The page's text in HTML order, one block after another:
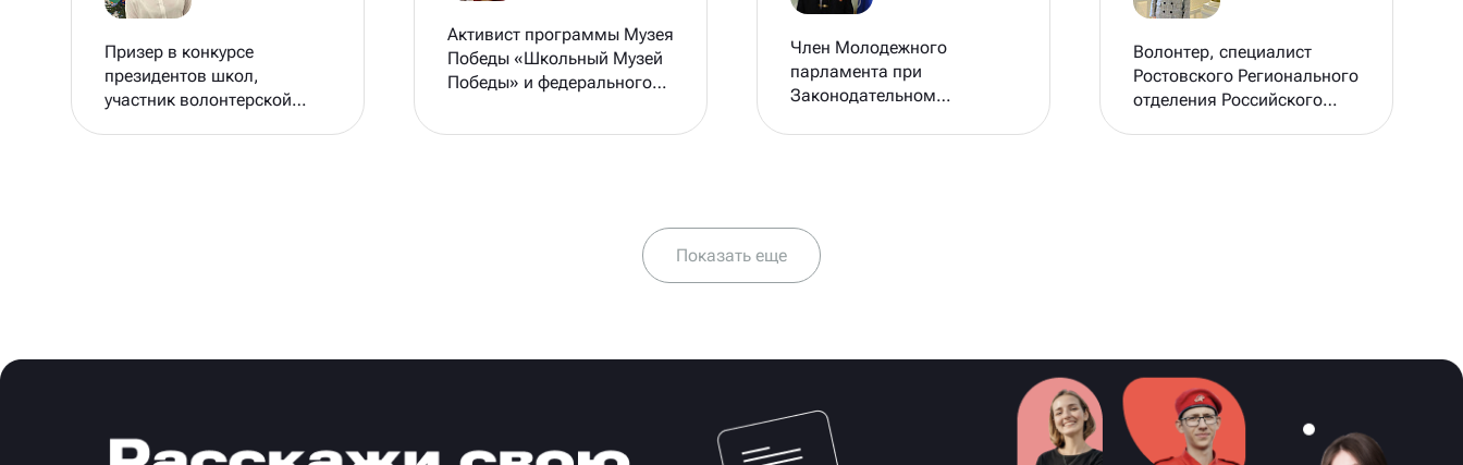
Призер в конкурсе
президентов школ,
участник волонтерской
Активист программы Музея
Победы «Школьный Музей
Победы» и федерального
давности».
Член Молодежного
парламента при
Законодательном
Волонтер, специалист
Ростовского Регионального
отделения Российского
Показать еще